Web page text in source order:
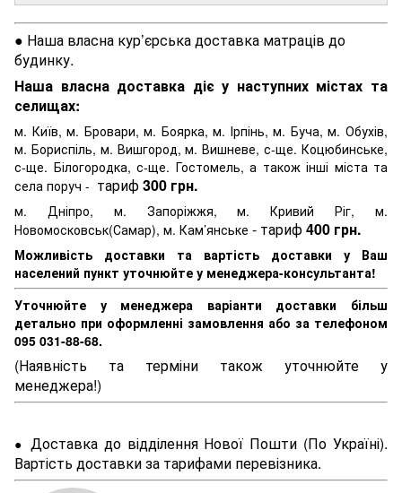
● Наша власна кур’єрська доставка матраців до
будинку.
Наша власна доставка діє у наступних містах та
селищах:
м. Київ, м. Бровари, м. Боярка, м. Ірпінь, м. Буча, м. Обухів,
м. Бориспіль, м. Вишгород, м. Вишневе, с-ще. Коцюбинське,
с-ще. Білогородка, с-ще. Гостомель, а також інші міста та
села поруч - тариф300 грн.
м. Дніпро, м. Запоріжжя, м. Кривий Ріг, м.
Новомосковськ(Самар), м. Кам’янське - тариф400 грн.
Можливість доставки та вартість доставки у Ваш
населений пункт уточнюйте у менеджера-консультанта!
Уточнюйте у менеджера варіанти доставки більш
детально при оформленні замовлення або за телефоном
095 031-88-68.
(Наявність та терміни також уточнюйте у
менеджера!)
● Доставка до відділення Нової Пошти (По Україні).
Вартість доставки за тарифами перевізника.